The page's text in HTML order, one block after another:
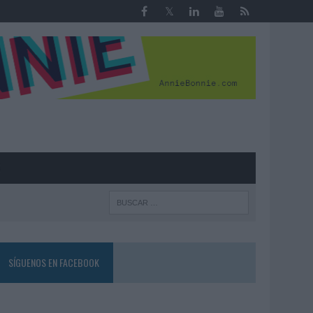
SÍGUENOS EN FACEBOOK